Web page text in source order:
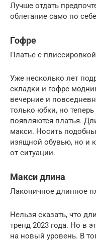
Лучше отдать
облегание само по
Гофре
Платье с плиссировкой
Уже несколько лет
складки и гофре
вечерние и
только юбки, но
появляются платья.
макси. Носить
изящной обувью, но и
от ситуации.
Макси длина
Лаконичное длинное
Нельзя сказать, что
тренд 2023 года. Но в
на новый уровень. В